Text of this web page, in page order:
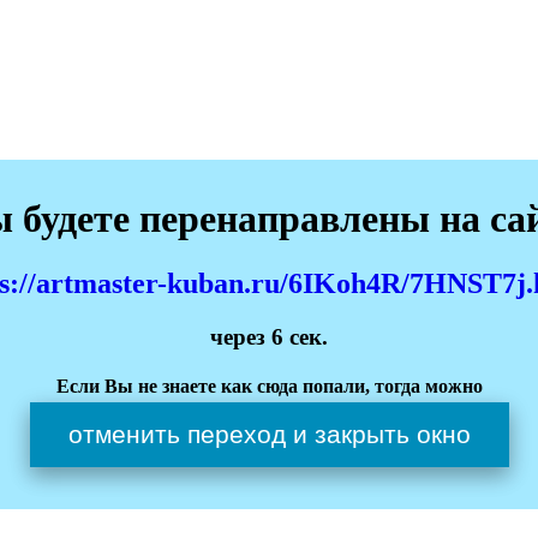
перенаправлены на
artmaster-kuban.ru/6IKoh4R/
через 6 сек.
Если Вы не знаете как сюда попали, тогда можно
отменить переход и закрыть окно